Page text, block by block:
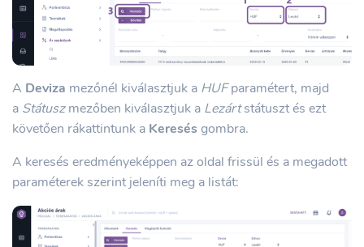
A Deviza mezőnél kiválasztjuk a HUFparamétert, majd
a Státuszmezőben kiválasztjuk a Lezártstátuszt és ezt
követően rákattintunk a Keresés gombra.
A keresés eredményeképpen az oldal frissül és a megadott
paraméterek szerint jeleníti meg a listát: